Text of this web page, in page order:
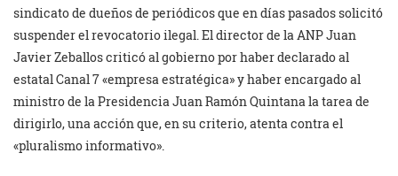
sindicato de dueños de periódicos que en días pasados solicitó
suspender el revocatorio ilegal. El director de la ANP Juan
Javier Zeballos criticó al gobierno por haber declarado al
estatal Canal 7 «empresa estratégica» y haber encargado al
ministro de la Presidencia Juan Ramón Quintana la tarea de
dirigirlo, una acción que, en su criterio, atenta contra el
«pluralismo informativo».